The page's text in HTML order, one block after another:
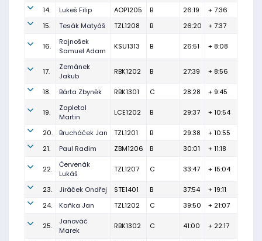
14. Lukeš Filip AOP1205 B 26:19
+ 7:36
15.
Tesák Matyáš TZL1208 B 26:20 + 7:37
16.
Rajnošek
Samuel Adam
KSU1313 B 26:51 + 8:08
17.
Zemánek
Jakub
RBK1202 B 27:39 + 8:56
18. Bárta Zbyněk RBK1301 C 28:28 + 9:45
19.
Zapletal
Martin
LCE1202 B 29:37 + 10:54
20. Brucháček Jan TZL1201 B 29:38
+ 10:55
21.
Paul Radim ZBM1206 B 30:01 + 11:18
22.
Červenák
Lukáš
TZL1207 C 33:47 + 15:04
23. Jiráček Ondřej STE1401 B 37:54
+ 19:11
24.
Kaňka Jan TZL1202 C 39:50 + 21:07
25.
Janováč
Marek
RBK1302 C 41:00 + 22:17